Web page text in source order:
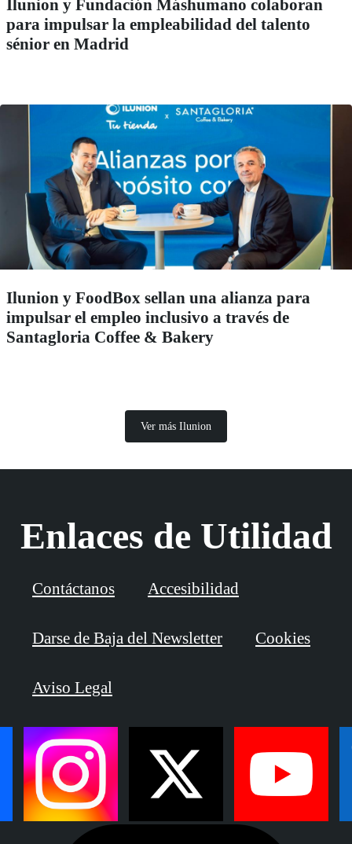
Ilunion y Fundación Máshumano colaboran
para impulsar la empleabilidad del talento
sénior en Madrid
Ilunion y FoodBox sellan una alianza para
impulsar el empleo inclusivo a través de
Santagloria Coffee & Bakery
Ver más Ilunion
Enlaces de Utilidad
Contáctanos Accesibilidad
Darse de Baja del Newsletter Cookies
Aviso Legal